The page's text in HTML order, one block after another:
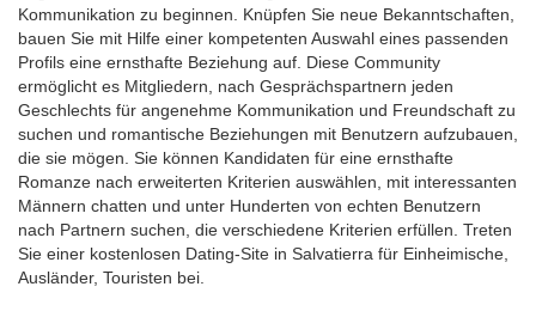
Kommunikation zu beginnen. Knüpfen Sie neue Bekanntschaften,
bauen Sie mit Hilfe einer kompetenten Auswahl eines passenden
Profils eine ernsthafte Beziehung auf. Diese Community
ermöglicht es Mitgliedern, nach Gesprächspartnern jeden
Geschlechts für angenehme Kommunikation und Freundschaft zu
suchen und romantische Beziehungen mit Benutzern aufzubauen,
die sie mögen. Sie können Kandidaten für eine ernsthafte
Romanze nach erweiterten Kriterien auswählen, mit interessanten
Männern chatten und unter Hunderten von echten Benutzern
nach Partnern suchen, die verschiedene Kriterien erfüllen. Treten
Sie einer kostenlosen Dating-Site in Salvatierra für Einheimische,
Ausländer, Touristen bei.